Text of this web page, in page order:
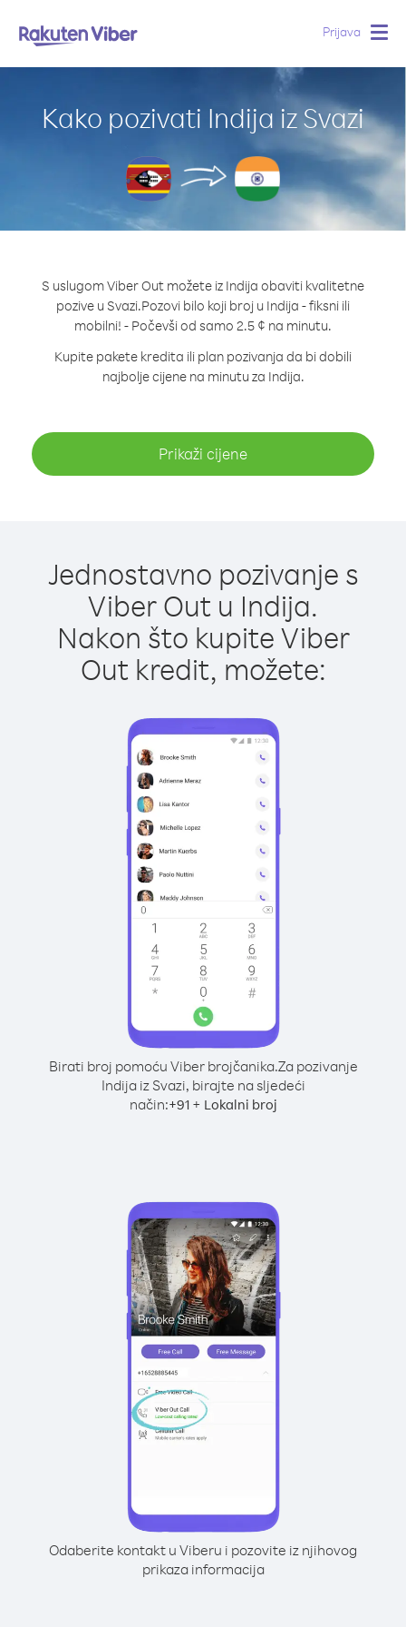
Prijava
Kako pozivati Indija iz Svazi
S uslugom Viber Out možete iz Indija obaviti kvalitetne
pozive u Svazi.Pozovi bilo koji broj u Indija - fiksni ili
mobilni! - Počevši od samo 2.5 ¢ na minutu.
Kupite pakete kredita ili plan pozivanja da bi dobili
najbolje cijene na minutu za Indija.
Prikaži cijene
Jednostavno pozivanje s
Viber Out u Indija.
Nakon što kupite Viber
Out kredit, možete:
Birati broj pomoću Viber brojčanika.Za pozivanje
Indija iz Svazi, birajte na sljedeći
način:+91+ Lokalni broj
Odaberite kontakt u Viberu i pozovite iz njihovog
prikaza informacija